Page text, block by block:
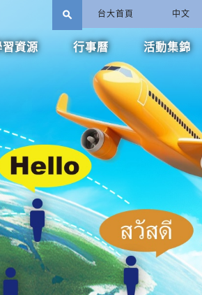
台大首頁
search 中文
習資源 行事曆 活動集錦